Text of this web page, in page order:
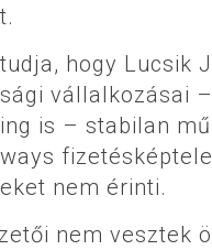
hogy Lucsik
vállalkozásai
is – stabilan
nem érinti.
nem vesztek